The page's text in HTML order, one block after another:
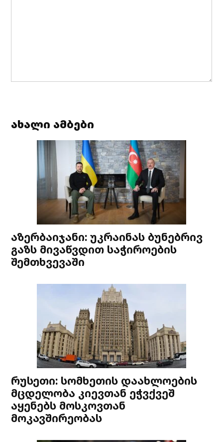
ახალი ამბები
აზერბაიჯანი: უკრაინას ბუნებრივ
გაზს მივაწვდით საჭიროების
შემთხვევაში
რუსეთი: სომხეთის დაახლოების
მცდელობა კიევთან ეჭვქვეშ
აყენებს მოსკოვთან
მოკავშირეობას